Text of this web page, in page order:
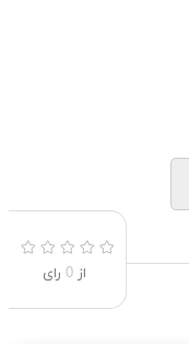
از 0 رای